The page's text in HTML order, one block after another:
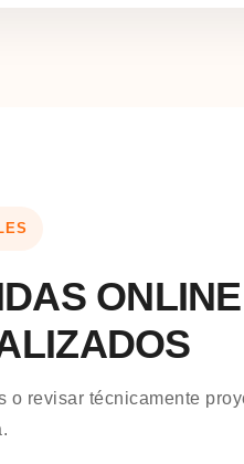
o revisar técnicamente